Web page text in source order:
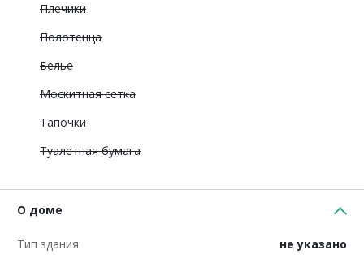
Плечики
Полотенца
Белье
Москитная сетка
Тапочки
Туалетная бумага
О доме
Тип здания:
не указано